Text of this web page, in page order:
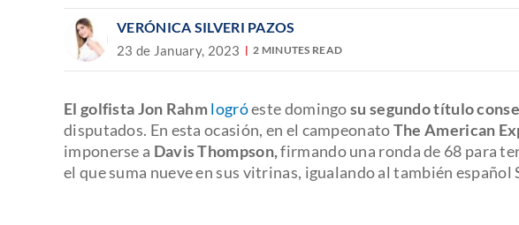
VERÓNICA SILVERI PAZOS
23 de January, 2023 2 MINUTES READ
El golfista Jon Rahmlogróeste domingosu segundo título
disputados. En esta ocasión, en el campeonatoThe American
imponerse a Davis Thompson,firmando una ronda de 68 para
el que suma nueve en sus vitrinas, igualando al también